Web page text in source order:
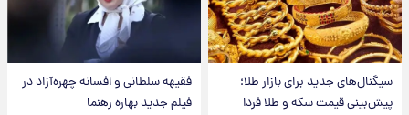
سیگنال‌های جدید برای بازار طلا؛
پیش‌بینی قیمت سکه و طلا فردا
فقیهه سلطانی و افسانه چهره‌آزاد در
فیلم جدید بهاره رهنما